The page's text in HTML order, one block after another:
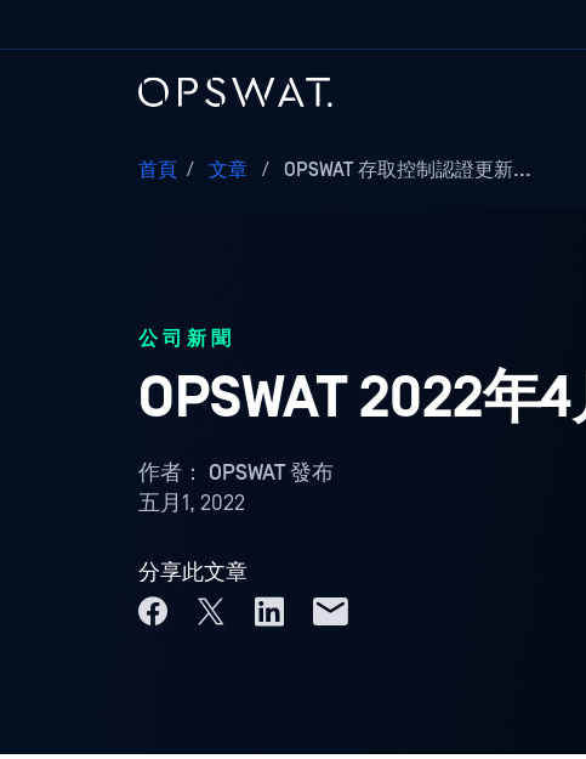
首頁 / 文章 / OPSWAT 存取控制認證更新...
公司新聞
OPSWAT 2022
作者： OPSWAT 發布
五月1, 2022
分享此文章